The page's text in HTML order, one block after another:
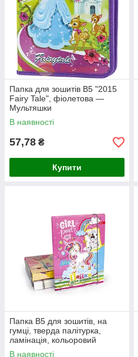
Папка для зошитів B5 "2015
Fairy Tale", фіолетова —
Мультяшки
В наявності
57,78 ₴
Купити
Папка В5 для зошитів, на
гумці, тверда палітурка,
ламінація, кольоровий
форзац
В наявності